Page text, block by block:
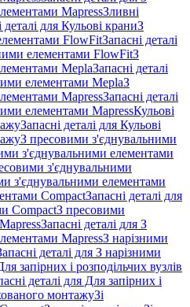
MapressЗливні
деталі для Кульові краниЗ
FlowFitЗапасні деталі
елементами FlowFitЗ
MeplaЗапасні деталі
елементами MeplaЗ
MapressЗапасні деталі
елементами MapressКульові
Запасні деталі для Кульові
З пресовими з'єднувальними
з'єднувальними елементами
з'єднувальними
з'єднувальними елементами
CompactЗапасні деталі для
CompactЗ пресовими
Запасні деталі для З
MapressЗ нарізними
деталі для З нарізними
запірних і розподільчих вузлів
деталі для Для запірних і
монтажуЗі